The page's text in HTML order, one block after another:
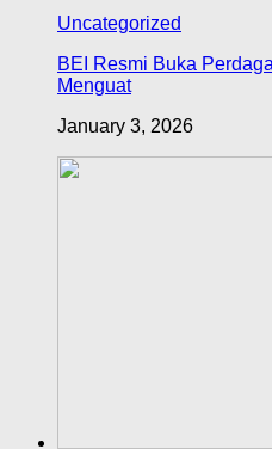
Uncategorized
BEI Resmi Buka
Menguat
January 3, 2026